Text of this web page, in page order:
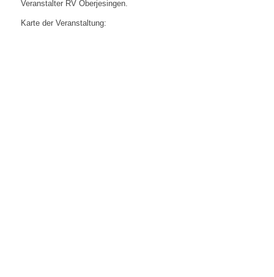
Veranstalter RV Oberjesingen.
Karte der Veranstaltung: